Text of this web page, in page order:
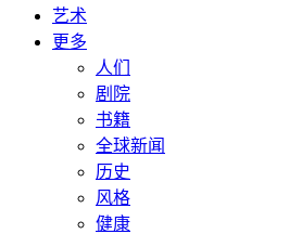
艺术
更多
人们
剧院
书籍
全球新闻
历史
风格
健康